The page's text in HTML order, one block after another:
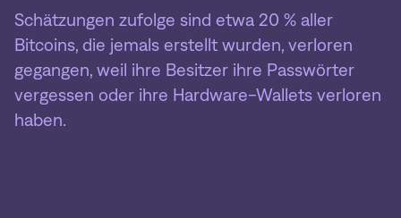
Schätzungen zufolge sind etwa 20 % aller
Bitcoins, die jemals erstellt wurden, verloren
gegangen, weil ihre Besitzer ihre Passwörter
vergessen oder ihre Hardware-Wallets verloren
haben.